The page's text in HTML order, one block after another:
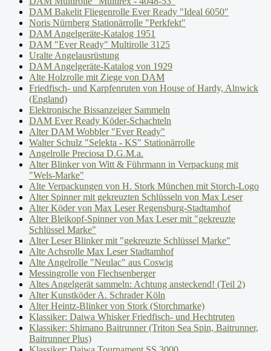
DAM Bakelit Fliegenrolle Ever Ready "Ideal 6050"
Noris Nürnberg Stationärrolle "Perkfekt"
DAM Angelgeräte-Katalog 1951
DAM "Ever Ready" Multirolle 3125
Uralte Angelausrüstung
DAM Angelgeräte-Katalog von 1929
Alte Holzrolle mit Ziege von DAM
Friedfisch- und Karpfenruten von House of Hardy, Alnwick
(England)
Elektronische Bissanzeiger Sammeln
DAM Ever Ready Köder-Schachteln
Alter DAM Wobbler "Ever Ready"
Walter Schulz "Selekta - KS" Stationärrolle
Angelrolle Preciosa D.G.M.a.
Alter Blinker von Witt & Führmann in Verpackung mit
"Wels-Marke"
Alte Verpackungen von H. Stork München mit Storch-Logo
Alter Spinner mit gekreuzten Schlüsseln von Max Leser
Alter Köder von Max Leser Regensburg-Stadtamhof
Alter Bleikopf-Spinner von Max Leser mit "gekreuzte
Schlüssel Marke"
Alter Leser Blinker mit "gekreuzte Schlüssel Marke"
Alte Achsrolle Max Leser Stadtamhof
Alte Angelrolle "Neulac" aus Coswig
Messingrolle von Flechsenberger
Altes Angelgerät sammeln: Achtung ansteckend! (Teil 2)
Alter Kunstköder A. Schrader Köln
Alter Heintz-Blinker von Stork (Storchmarke)
Klassiker: Daiwa Whisker Friedfisch- und Hechtruten
Klassiker: Shimano Baitrunner (Triton Sea Spin, Baitrunner,
Baitrunner Plus)